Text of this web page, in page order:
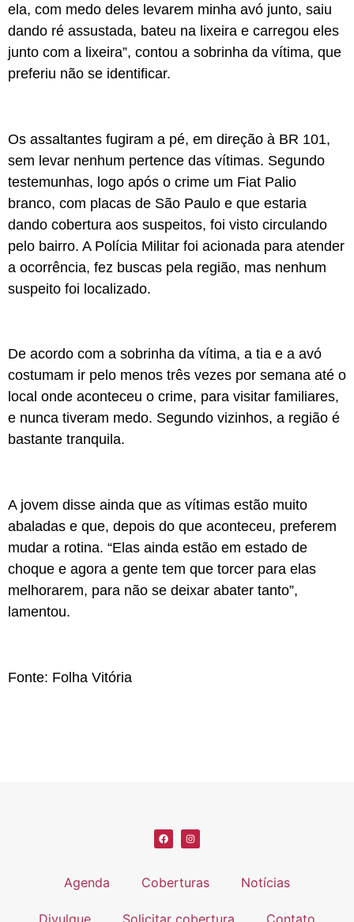
ela, com medo deles levarem minha avó junto, saiu
dando ré assustada, bateu na lixeira e carregou eles
junto com a lixeira”, contou a sobrinha da vítima, que
preferiu não se identificar.
Os assaltantes fugiram a pé, em direção à BR 101,
sem levar nenhum pertence das vítimas. Segundo
testemunhas, logo após o crime um Fiat Palio
branco, com placas de São Paulo e que estaria
dando cobertura aos suspeitos, foi visto circulando
pelo bairro. A Polícia Militar foi acionada para atender
a ocorrência, fez buscas pela região, mas nenhum
suspeito foi localizado.
De acordo com a sobrinha da vítima, a tia e a avó
costumam ir pelo menos três vezes por semana até o
local onde aconteceu o crime, para visitar familiares,
e nunca tiveram medo. Segundo vizinhos, a região é
bastante tranquila.
A jovem disse ainda que as vítimas estão muito
abaladas e que, depois do que aconteceu, preferem
mudar a rotina. “Elas ainda estão em estado de
choque e agora a gente tem que torcer para elas
melhorarem, para não se deixar abater tanto”,
lamentou.
Fonte: Folha Vitória
Agenda Coberturas Notícias